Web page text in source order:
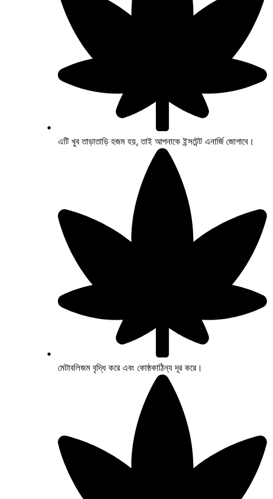
এটি খুব তাড়াতাড়ি হজম হয়, তাই আপনাকে ইন্সটেন্ট এনার্জি জোগাবে।
মেটাবলিজম বৃদ্ধি করে এবং কোষ্ঠকাঠিন্য দূর করে।